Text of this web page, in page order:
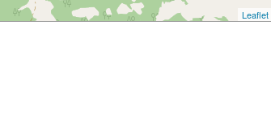
Leaflet